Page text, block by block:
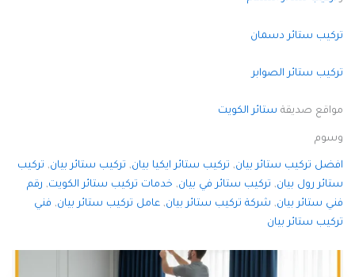
ستائر دسمان
ستائر الصوابر
صديقةستائر الكويت
تركيب ستائر بيان, تركيب ستائر ايكيا بيان, تركيب ستائر بيان, تركيب
رول بيان, تركيب ستائر في بيان, خدمات تركيب ستائر الكويت, رقم
ستائر بيان, شركة تركيب ستائر بيان, عامل تركيب ستائر بيان, فني
ستائر بيان